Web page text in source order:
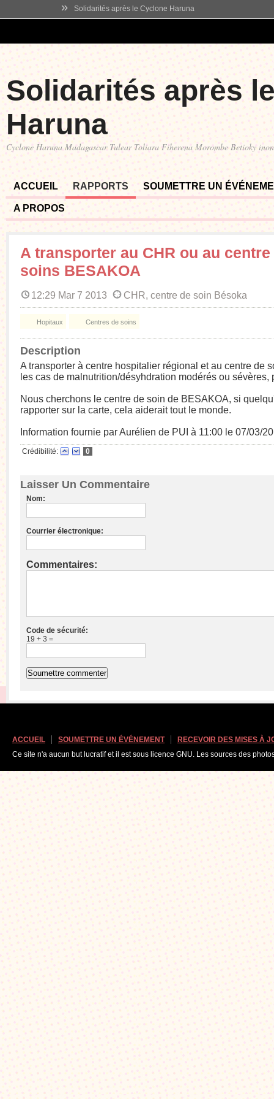
» Solidarités après le Cyclone Haruna
Solidarités après
Haruna
Cyclone Haruna Madagascar Tulear Toliara Fiherena Morombe Betioky
ACCUEIL RAPPORTS SOUMETTRE UN
A PROPOS
A transporter au CHR ou au centre
soins BESAKOA
12:29 Mar 7 2013 CHR, centre de soin Bésoka
Hopitaux Centres de soins
Description
A transporter à centre hospitalier régional et au centre de
les cas de malnutrition/désyhdration modérés ou sévères,
Nous cherchons le centre de soin de BESAKOA, si
rapporter sur la carte, cela aiderait tout le monde.
Information fournie par Aurélien de PUI à 11:00 le 07/03/
Crédibilité: 0
Laisser Un Commentaire
Nom:
Courrier électronique:
Commentaires:
Code de sécurité:
19 + 3 =
ACCUEIL SOUMETTRE UN ÉVÉNEMENT
RECEVOIR DES MISES À
Ce site n'a aucun but lucratif et il est sous licence GNU. Les sources des